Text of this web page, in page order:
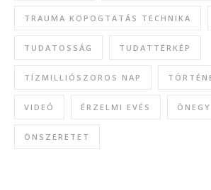
TRAUMA KOPOGTATÁS TECHNIKA
TUDATOSSÁG TUDATTÉRKÉP
TÍZMILLIÓSZOROS NAP
VIDEÓ ÉRZELMI EVÉS
ÖNSZERETET